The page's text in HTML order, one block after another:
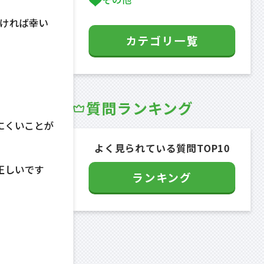
れば幸い
くいことが
しいです
カテゴリ一覧
質問ランキング
よく見られている質問TOP10
ランキング